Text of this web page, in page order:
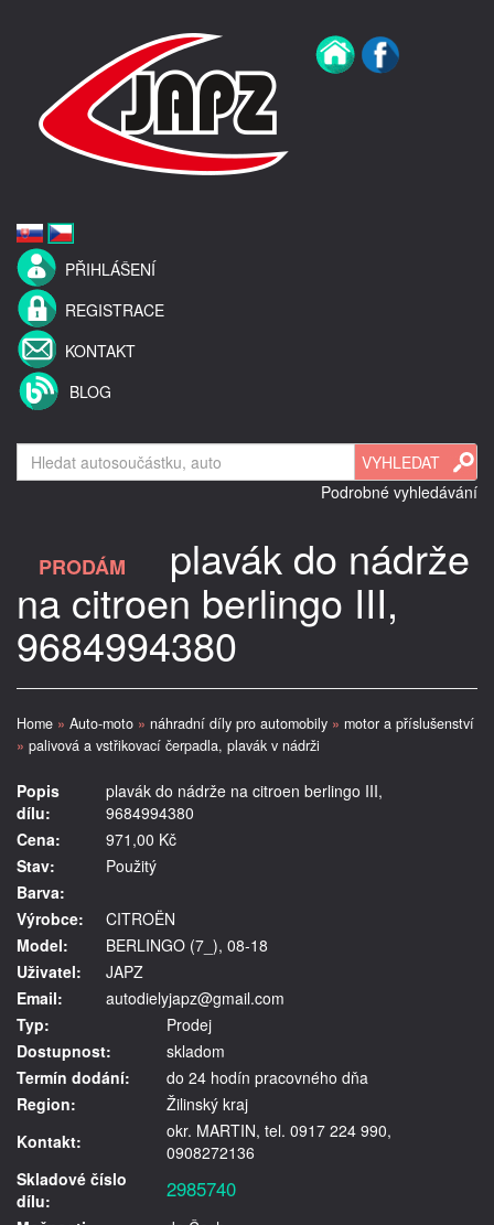
PŘIHLÁŠENÍ
REGISTRACE
KONTAKT
BLOG
Podrobné vyhledávání
PRODÁM plavák do nádrže
na citroen berlingo III,
9684994380
Home » Auto-moto » náhradní díly pro automobily » motor a příslušenství
» palivová a vstřikovací čerpadla, plavák v nádrži
Popis
dílu:
plavák do nádrže na citroen berlingo III,
9684994380
Cena:
971,00 Kč
Stav:
Použitý
Barva:
Výrobce:
CITROËN
Model:
BERLINGO (7_), 08-18
Uživatel:
JAPZ
Email:
autodielyjapz@gmail.com
Typ:
Prodej
Dostupnost:
skladom
Termín dodání:
do 24 hodín pracovného dňa
Region:
Žilinský kraj
Kontakt:
okr. MARTIN, tel. 0917 224 990,
0908272136
Skladové číslo
dílu:
2985740